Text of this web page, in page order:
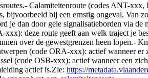
Calamiteitenroute (codes
bij een ernstig ongeval. Van
dan door gele signalisatieborden via
deze route geeft aan welk traject je
over de gewestgrenzen heen
(code ORA-xxx): actief wanneer
(code OSB-xxx): actief wanneer een
actief is.Zie: https://